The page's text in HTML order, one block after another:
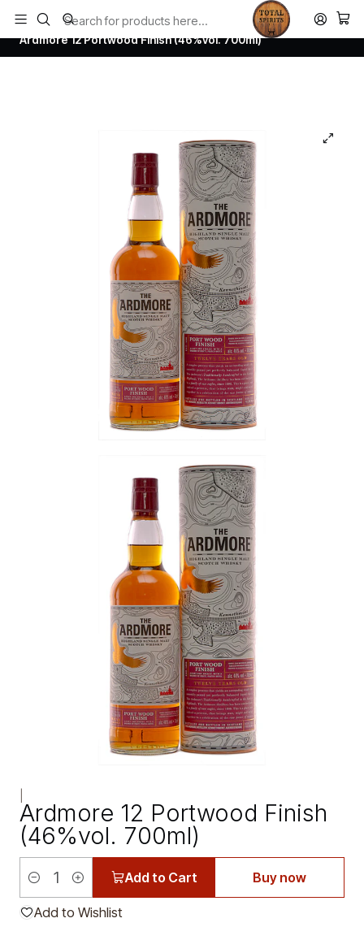
Todos los productos estan en stock. Despachamos a todo Chile.
Home Whisky
Scotch Whisky Highland
Ardmore 12 Portwood Finish (46%vol. 700ml)
Ardmore 12 Portwood Finish
(46%vol. 700ml)
Quantity
Add to Cart Buy now
Add to Wishlist